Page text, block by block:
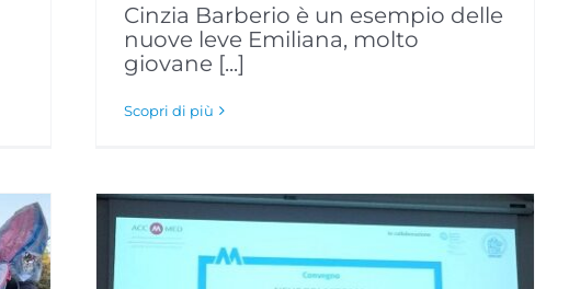
Cinzia Barberio è un esempio delle
nuove leve Emiliana, molto
giovane [...]
Scopri di più